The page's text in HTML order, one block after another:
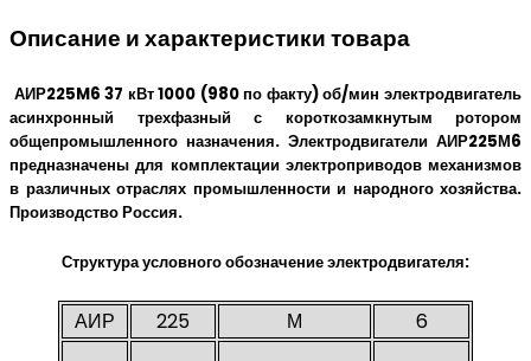
Описание и характеристики товара
АИР225M6 37 кВт 1000 (980 по факту) об/мин электродвигатель
асинхронный трехфазный с короткозамкнутым ротором
общепромышленного назначения. Электродвигатели АИР225М6
предназначены для комплектации электроприводов механизмов
в различных отраслях промышленности и народного хозяйства.
Производство Россия.
Структура условного обозначение электродвигателя:
АИР 225 М 6